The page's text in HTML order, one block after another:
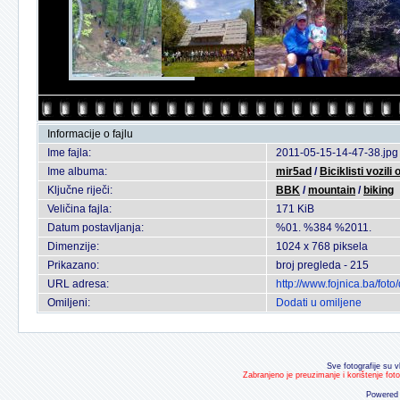
Informacije o fajlu
Ime fajla:
2011-05-15-14-47-38.jpg
Ime albuma:
mir5ad / Biciklisti vozili
Ključne riječi:
BBK /mountain / biking
Veličina fajla:
171 KiB
Datum postavljanja:
%01. %384 %2011.
Dimenzije:
1024 x 768 piksela
Prikazano:
broj pregleda - 215
URL adresa:
http://www.fojnica.ba/
Omiljeni:
Dodati u omiljene
Sve fotografije su
Zabranjeno je preuzimanje i korištenje